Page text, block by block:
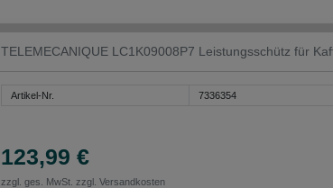
TELEMECANIQUE LC1K09008P7 Leistungsschütz für
Artikel-Nr. 7336354
123,99 €
zzgl. ges. MwSt. zzgl. Versandkosten